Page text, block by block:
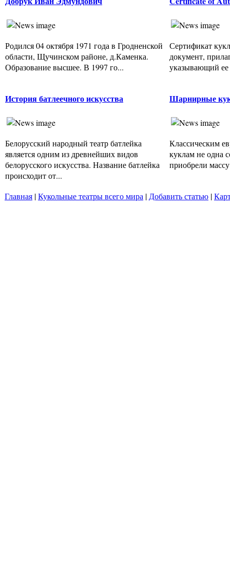
Родился 04 октября 1971 года в Гродненской
области, Щучинском районе, д.Каменка.
Образование высшее. В 1997 го...
Сертификат
документ,
указывающий ее
История батлеечного искусства
Белорусский народный театр батлейка
является одним из древнейших видов
белорусского искусства. Название батлейка
происходит от...
Шарнирные
Классическим
куклам не одна
приобрели
Главная |Кукольные театры всего мира | Добавить статью |